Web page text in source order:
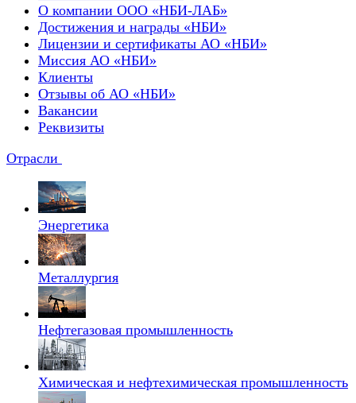
О компании ООО «НБИ-ЛАБ»
Достижения и награды «НБИ»
Лицензии и сертификаты АО «НБИ»
Миссия АО «НБИ»
Клиенты
Отзывы об АО «НБИ»
Вакансии
Реквизиты
Отрасли
Энергетика
Металлургия
Нефтегазовая промышленность
Химическая и нефтехимическая промышленность